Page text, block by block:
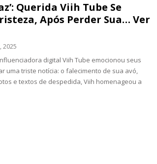
Querida Viih Tube Se
Após Perder Sua… Ver
2025
digital Viih Tube emocionou seus
uma triste notícia: o falecimento de sua avó,
e textos de despedida, Viih homenageou a